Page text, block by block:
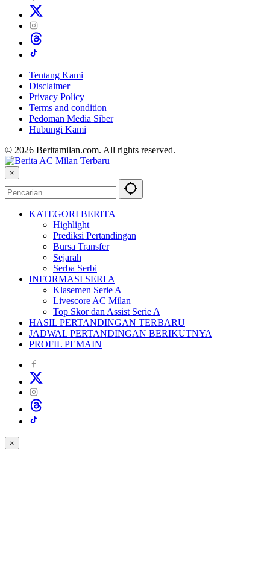
Tentang Kami
Disclaimer
Privacy Policy
Terms and condition
Pedoman Media Siber
Hubungi Kami
© 2026 Beritamilan.com. All rights reserved.
×
KATEGORI BERITA
Highlight
Prediksi Pertandingan
Bursa Transfer
Sejarah
Serba Serbi
INFORMASI SERI A
Klasemen Serie A
Livescore AC Milan
Top Skor dan Assist Serie A
HASIL PERTANDINGAN TERBARU
JADWAL PERTANDINGAN BERIKUTNYA
PROFIL PEMAIN
×